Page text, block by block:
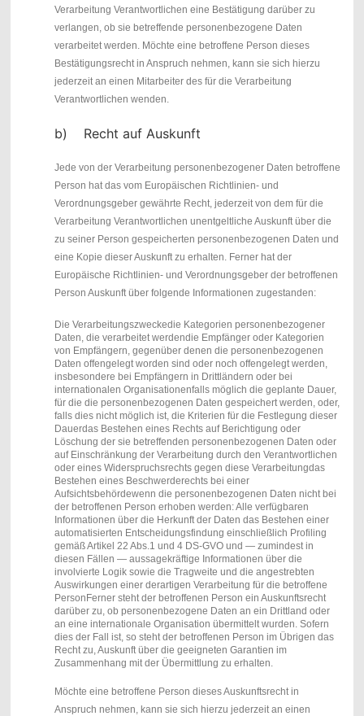
Verarbeitung Verantwortlichen eine Bestätigung darüber zu
verlangen, ob sie betreffende personenbezogene Daten
verarbeitet werden. Möchte eine betroffene Person dieses
Bestätigungsrecht in Anspruch nehmen, kann sie sich hierzu
jederzeit an einen Mitarbeiter des für die Verarbeitung
Verantwortlichen wenden.
b) Recht auf Auskunft
Jede von der Verarbeitung personenbezogener Daten betroffene
Person hat das vom Europäischen Richtlinien- und
Verordnungsgeber gewährte Recht, jederzeit von dem für die
Verarbeitung Verantwortlichen unentgeltliche Auskunft über die
zu seiner Person gespeicherten personenbezogenen Daten und
eine Kopie dieser Auskunft zu erhalten. Ferner hat der
Europäische Richtlinien- und Verordnungsgeber der betroffenen
Person Auskunft über folgende Informationen zugestanden:
Die Verarbeitungszweckedie Kategorien personenbezogener
Daten, die verarbeitet werdendie Empfänger oder Kategorien
von Empfängern, gegenüber denen die personenbezogenen
Daten offengelegt worden sind oder noch offengelegt werden,
insbesondere bei Empfängern in Drittländern oder bei
internationalen Organisationenfalls möglich die geplante Dauer,
für die die personenbezogenen Daten gespeichert werden, oder,
falls dies nicht möglich ist, die Kriterien für die Festlegung dieser
Dauerdas Bestehen eines Rechts auf Berichtigung oder
Löschung der sie betreffenden personenbezogenen Daten oder
auf Einschränkung der Verarbeitung durch den Verantwortlichen
oder eines Widerspruchsrechts gegen diese Verarbeitungdas
Bestehen eines Beschwerderechts bei einer
Aufsichtsbehördewenn die personenbezogenen Daten nicht bei
der betroffenen Person erhoben werden: Alle verfügbaren
Informationen über die Herkunft der Daten das Bestehen einer
automatisierten Entscheidungsfindung einschließlich Profiling
gemäß Artikel 22 Abs.1 und 4 DS-GVO und — zumindest in
diesen Fällen — aussagekräftige Informationen über die
involvierte Logik sowie die Tragweite und die angestrebten
Auswirkungen einer derartigen Verarbeitung für die betroffene
PersonFerner steht der betroffenen Person ein Auskunftsrecht
darüber zu, ob personenbezogene Daten an ein Drittland oder
an eine internationale Organisation übermittelt wurden. Sofern
dies der Fall ist, so steht der betroffenen Person im Übrigen das
Recht zu, Auskunft über die geeigneten Garantien im
Zusammenhang mit der Übermittlung zu erhalten.
Möchte eine betroffene Person dieses Auskunftsrecht in
Anspruch nehmen, kann sie sich hierzu jederzeit an einen